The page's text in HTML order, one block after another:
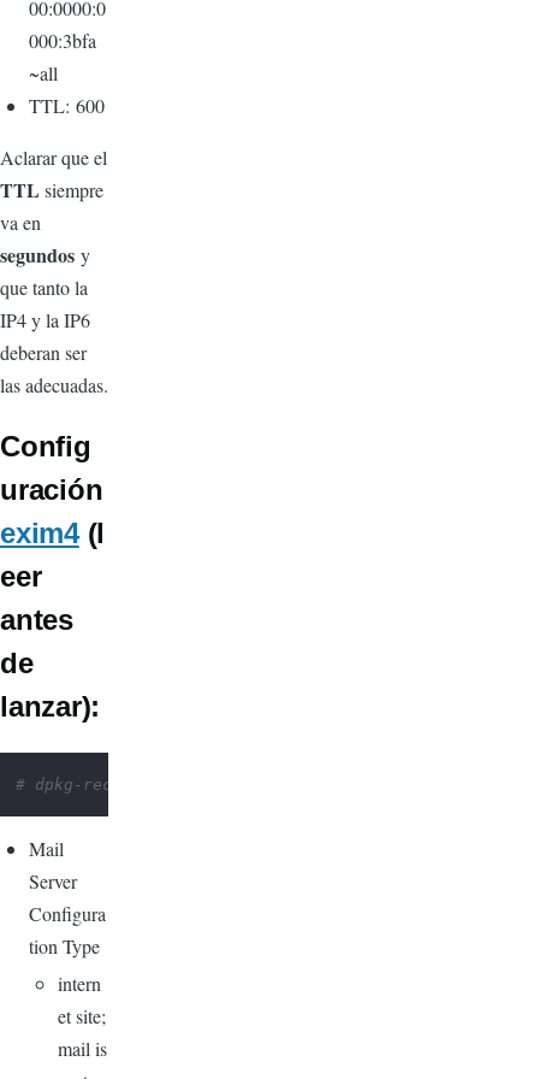
00:0000:0
000:3bfa
~all
TTL: 600
Aclarar que el
TTL siempre
va en
segundos y
que tanto la
IP4 y la IP6
deberan ser
las adecuadas.
Config
uración
exim4(l
eer
antes
de
lanzar):
# dpkg-reconfigure exim4-config
Mail
Server
Configura
tion Type
intern
et site;
mail is